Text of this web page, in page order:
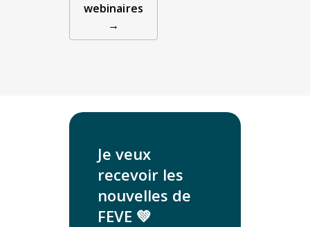
webinaires
→
Je veux
recevoir les
nouvelles de
FEVE 💚